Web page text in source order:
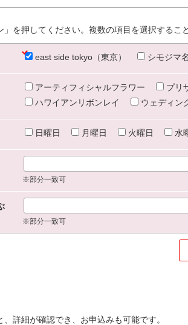
を押してください。複数の項目を選択するこ
east side tokyo（東京） シモジマ
アーティフィシャルフラワー プリ
ハワイアンリボンレイ
ウェディン
日曜日 月曜日 火曜日 水
※部分一致可
※部分一致可
詳細が確認でき、お申込みも可能です。